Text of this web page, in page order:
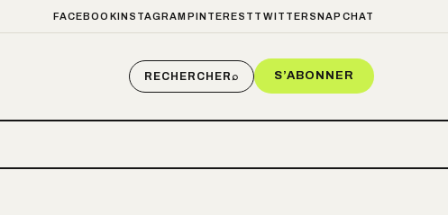
FACEBOOKINSTAGRAM PINTEREST TWITTER SNAPCHAT
RECHERCHER⌕ S’ABONNER